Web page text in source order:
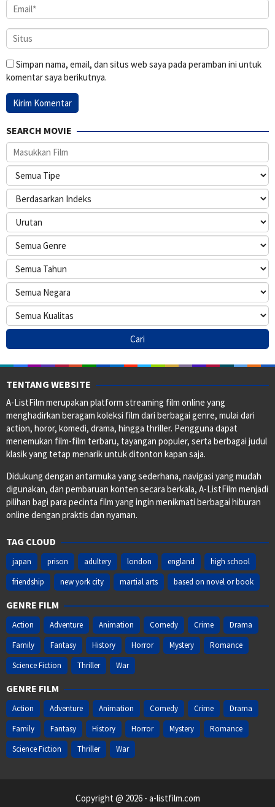
Simpan nama, email, dan situs web saya pada peramban ini untuk
komentar saya berikutnya.
SEARCH MOVIE
TENTANG WEBSITE
A-ListFilm merupakan platform streaming film online yang
menghadirkan beragam koleksi film dari berbagai genre, mulai dari
action, horor, komedi, drama, hingga thriller. Pengguna dapat
menemukan film-film terbaru, tayangan populer, serta berbagai judul
klasik yang tetap menarik untuk ditonton kapan saja.
Didukung dengan antarmuka yang sederhana, navigasi yang mudah
digunakan, dan pembaruan konten secara berkala, A-ListFilm menjadi
pilihan bagi para pecinta film yang ingin menikmati berbagai hiburan
online dengan praktis dan nyaman.
TAG CLOUD
japan prison adultery london england
high school
friendship
new york city martial arts based on novel or book
GENRE FILM
Action Adventure Animation Comedy Crime
Drama
Family
Fantasy History Horror Mystery
Romance
Science Fiction
Thriller War
GENRE FILM
Action Adventure Animation Comedy Crime
Drama
Family
Fantasy History Horror Mystery
Romance
Science Fiction
Thriller War
Copyright @ 2026 - a-listfilm.com